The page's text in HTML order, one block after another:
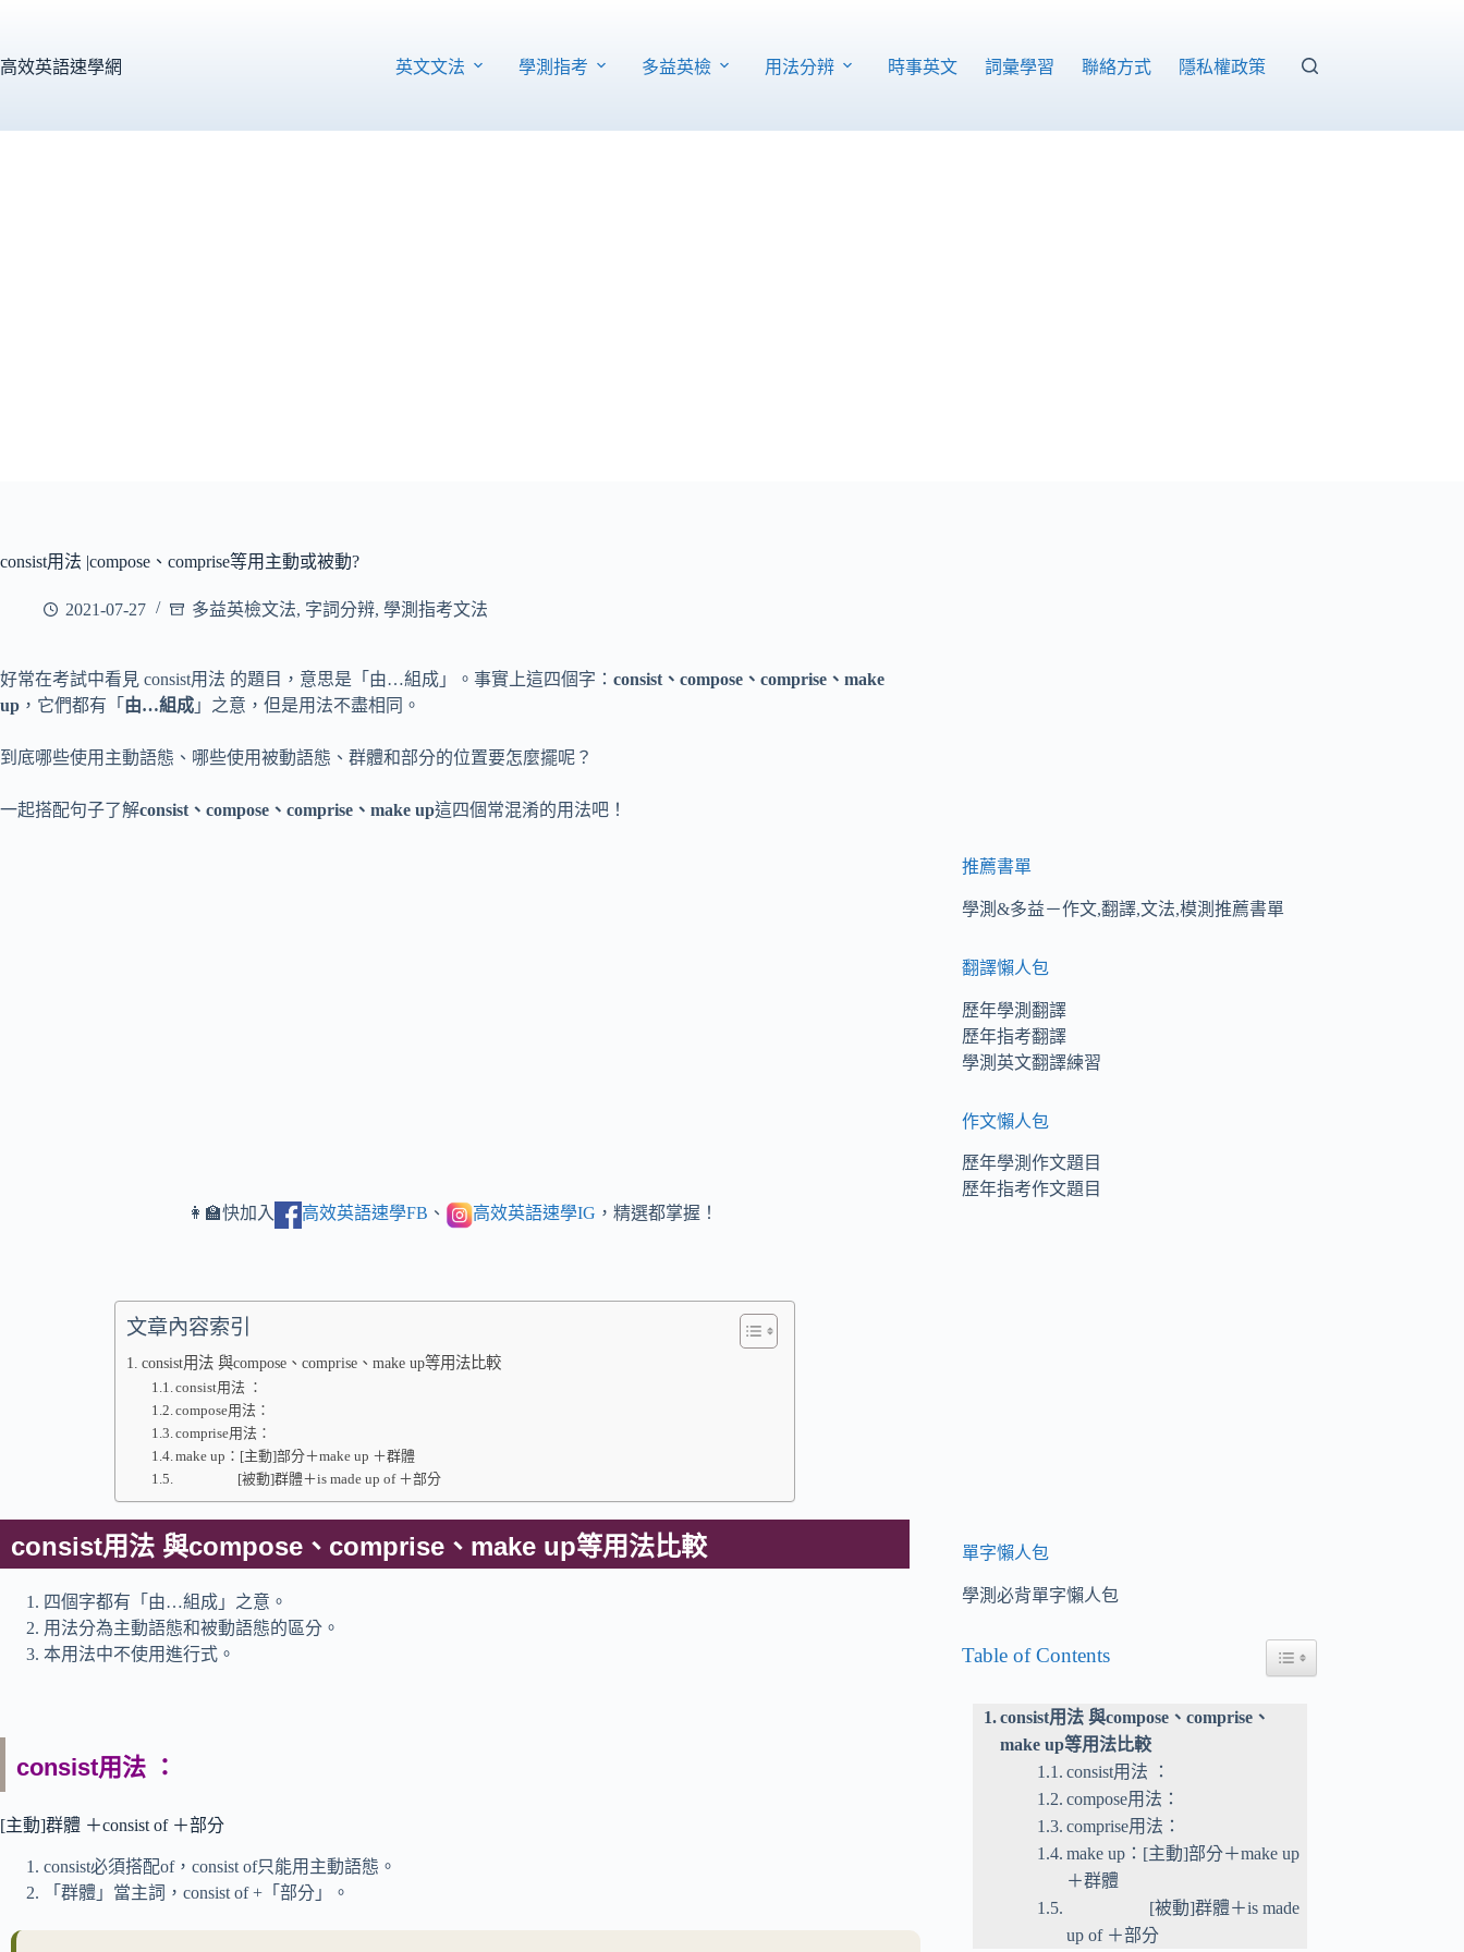
主
高效英語速學網 英文文法 學測指考 多益英檢 用法分辨 時事英文 詞彙學習 聯絡方式 隱私權政策
consist用法 |compose、comprise等用主動或被動?
2021-07-27 多益英檢文法, 字詞分辨, 學測指考文法
好常在考試中看見 consist用法 的題目，意思是「由…組成」。事實上這四個字： consist、compose、comprise、make
up ，它們都有「 由…組成 」之意，但是用法不盡相同。
到底哪些使用主動語態、哪些使用被動語態、群體和部分的位置要怎麼擺呢？
一起搭配句子了解consist、compose、comprise、make up這四個常混淆的用法吧！
👩‍🏫快加入 高效英語速學FB 、 高效英語速學IG ，精選都掌握！
文章內容索引
consist用法 與compose、comprise、make up等用法比較
consist用法 ：
compose用法：
comprise用法：
make up：[主動]部分＋make up ＋群體
[被動]群體＋is made up of ＋部分
consist用法 與compose、comprise、make up等用法比較
四個字都有「由…組成」之意。
用法分為主動語態和被動語態的區分。
本用法中不使用進行式。
consist用法 ：
[主動]群體 ＋consist of ＋部分
consist必須搭配of，consist of只能用主動語態。
「群體」當主詞，consist of +「部分」。
推薦書單
學測&多益－作文,翻譯,文法,模測推薦書單
翻譯懶人包
歷年學測翻譯
歷年指考翻譯
學測英文翻譯練習
作文懶人包
歷年學測作文題目
歷年指考作文題目
單字懶人包
學測必背單字懶人包
Table of Contents Toggle Table of Content
consist用法 與compose、comprise、
make up等用法比較
consist用法 ：
compose用法：
comprise用法：
make up：[主動]部分＋make up
＋群體
[被動]群體＋is made
up of ＋部分